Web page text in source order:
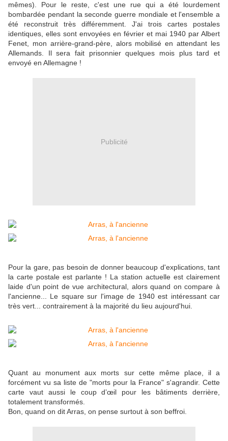
mêmes). Pour le reste, c'est une rue qui a été lourdement
bombardée pendant la seconde guerre mondiale et l'ensemble a
été reconstruit très différemment. J'ai trois cartes postales
identiques, elles sont envoyées en février et mai 1940 par Albert
Fenet, mon arrière-grand-père, alors mobilisé en attendant les
Allemands. Il sera fait prisonnier quelques mois plus tard et
envoyé en Allemagne !
Publicité
Pour la gare, pas besoin de donner beaucoup d'explications, tant
la carte postale est parlante ! La station actuelle est clairement
laide d'un point de vue architectural, alors quand on compare à
l'ancienne... Le square sur l'image de 1940 est intéressant car
très vert... contrairement à la majorité du lieu aujourd'hui.
Quant au monument aux morts sur cette même place, il a
forcément vu sa liste de "morts pour la France" s'agrandir. Cette
carte vaut aussi le coup d’œil pour les bâtiments derrière,
totalement transformés.
Bon, quand on dit Arras, on pense surtout à son beffroi.